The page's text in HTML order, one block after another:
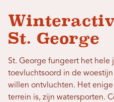
St. George
St. George fungeert het hele
toevluchtsoord in de
willen ontvluchten. Het
terrein is, zijn watersporten.